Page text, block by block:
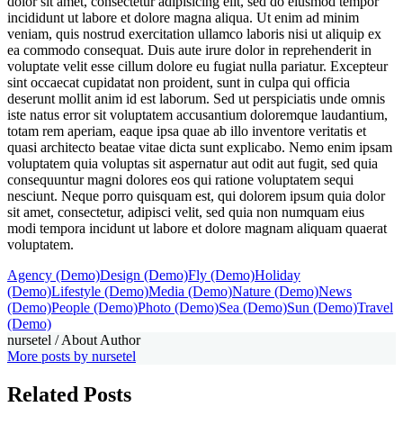
incididunt ut labore et dolore magna aliqua. Ut enim ad minim
veniam, quis nostrud exercitation ullamco laboris nisi ut aliquip ex
ea commodo consequat. Duis aute irure dolor in reprehenderit in
voluptate velit esse cillum dolore eu fugiat nulla pariatur. Excepteur
sint occaecat cupidatat non proident, sunt in culpa qui officia
deserunt mollit anim id est laborum. Sed ut perspiciatis unde omnis
iste natus error sit voluptatem accusantium doloremque laudantium,
totam rem aperiam, eaque ipsa quae ab illo inventore veritatis et
quasi architecto beatae vitae dicta sunt explicabo. Nemo enim ipsam
voluptatem quia voluptas sit aspernatur aut odit aut fugit, sed quia
consequuntur magni dolores eos qui ratione voluptatem sequi
nesciunt. Neque porro quisquam est, qui dolorem ipsum quia dolor
sit amet, consectetur, adipisci velit, sed quia non numquam eius
modi tempora incidunt ut labore et dolore magnam aliquam quaerat
voluptatem.
Agency (Demo)Design (Demo)Fly (Demo)Holiday
(Demo)Lifestyle (Demo)Media (Demo)Nature (Demo)News
(Demo)People (Demo)Photo (Demo)Sea (Demo)Sun (Demo)Travel
(Demo)
nursetel / About Author
More posts by nursetel
Related Posts